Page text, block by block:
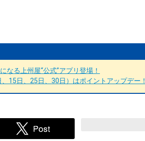
なる上州屋“公式”アプリ登場！
15日、25日、30日）はポイントアップデー！